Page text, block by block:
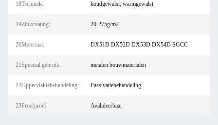
18Techniek: koudgewalst, warmgewalst
19Zinkcoating: 20-275g/m2
20Materiaal: DX51D DX52D DX53D DX54D SGCC
21Speciaal gebruik: metalen bouwmaterialen
22Oppervlaktebehandeling: Passivatiebehandeling
23Proefproef: Avalideerbaar